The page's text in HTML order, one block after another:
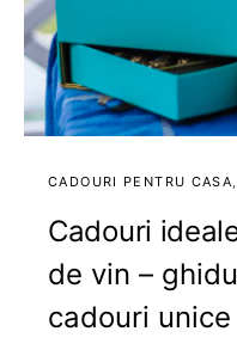
CADOURI PENTRU CASA
Cadouri
de vin –
cadouri unice